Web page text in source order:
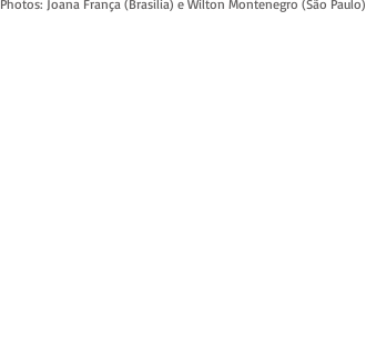
Photos: Joana França (Brasília) e Wilton Montenegro (São Paulo)